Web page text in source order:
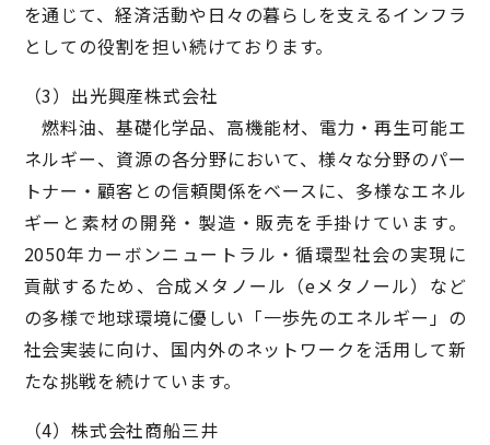
を通じて、経済活動や日々の暮らしを支えるインフラ
としての役割を担い続けております。
（3）出光興産株式会社
燃料油、基礎化学品、高機能材、電力・再生可能エ
ネルギー、資源の各分野において、様々な分野のパー
トナー・顧客との信頼関係をベースに、多様なエネル
ギーと素材の開発・製造・販売を手掛けています。
2050年カーボンニュートラル・循環型社会の実現に
貢献するため、合成メタノール（eメタノール）など
の多様で地球環境に優しい「一歩先のエネルギー」の
社会実装に向け、国内外のネットワークを活用して新
たな挑戦を続けています。
（4）株式会社商船三井